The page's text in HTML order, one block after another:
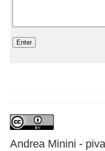
Andrea Minini -